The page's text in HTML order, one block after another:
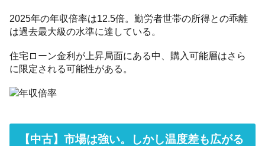
2025年の年収倍率は12.5倍。勤労者世帯の所得との乖離
は過去最大級の水準に達している。
住宅ローン金利が上昇局面にある中、購入可能層はさら
に限定される可能性がある。
【中古】市場は強い。しかし温度差も広がる